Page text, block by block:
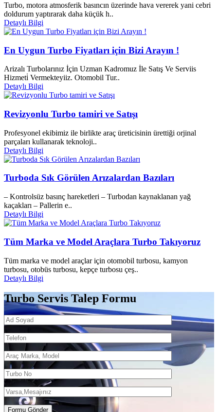
Turbo, motora atmosferik basıncın üzerinde hava vererek yani cebri
doldurum yaptırarak daha küçük h..
Detaylı Bilgi
En Uygun Turbo Fiyatları için Bizi Arayın !
Arizalı Turbolarınız İçin Uzman Kadromuz İle Satış Ve Serviis
Hizmeti̇ Vermekteyiiz. Otomobil Tur..
Detaylı Bilgi
Revizyonlu Turbo tamiri ve Satışı
Profesyonel ekibimiz ile birlikte araç üreticisinin ürettiği orjinal
parçaları kullanarak teknoloji..
Detaylı Bilgi
Turboda Sık Görülen Arızalardan Bazıları
– Kontrolsüz basınç hareketleri – Turbodan kaynaklanan yağ
kaçakları – Pallerin e..
Detaylı Bilgi
Tüm Marka ve Model Araçlara Turbo Takıyoruz
Tüm marka ve model araçlar için otomobil turbosu, kamyon
turbosu, otobüs turbosu, kepçe turbosu çeş..
Detaylı Bilgi
Turbo Servis Talep Formu